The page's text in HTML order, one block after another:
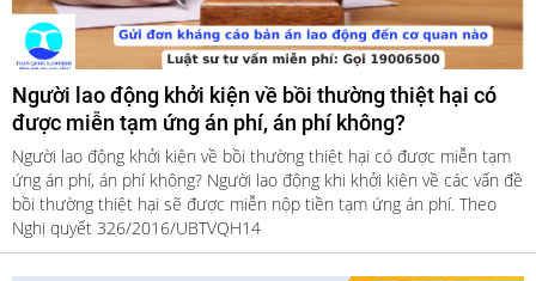
Người lao động khởi kiện về bồi thường thiệt hại có
được miễn tạm ứng án phí, án phí không?
Người lao động khởi kiện về bồi thường thiệt hại có được miễn tạm
ứng án phí, án phí không? Người lao động khi khởi kiện về các vấn đề
bồi thường thiệt hại sẽ được miễn nộp tiền tạm ứng án phí. Theo
Nghị quyết 326/2016/UBTVQH14